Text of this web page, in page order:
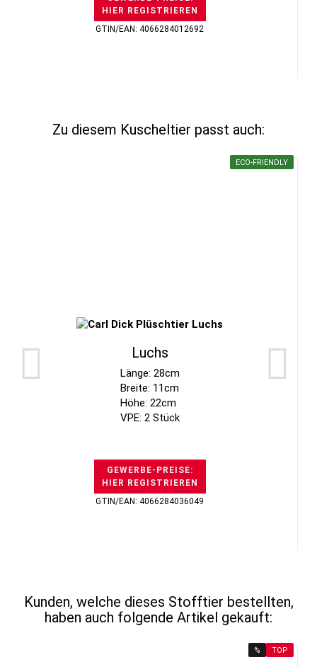
HIER REGISTRIEREN
GTIN/EAN: 4066284012692
Zu diesem Kuscheltier passt auch:
ECO-FRIENDLY
Luchs
Länge: 28cm
Breite: 11cm
Höhe: 22cm
VPE: 2 Stück
GEWERBE-PREISE:
HIER REGISTRIEREN
GTIN/EAN: 4066284036049
Kunden, welche dieses Stofftier bestellten,
haben auch folgende Artikel gekauft:
% TOP